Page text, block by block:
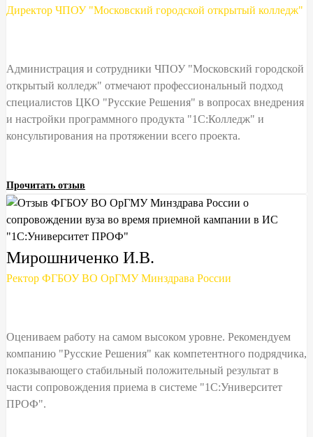
Директор ЧПОУ "Московский городской открытый колледж"
Администрация и сотрудники ЧПОУ "Московский городской
открытый колледж" отмечают профессиональный подход
специалистов ЦКО "Русские Решения" в вопросах внедрения
и настройки программного продукта "1С:Колледж" и
консультирования на протяжении всего проекта.
Прочитать отзыв
Мирошниченко И.В.
Ректор ФГБОУ ВО ОрГМУ Минздрава России
Оцениваем работу на самом высоком уровне. Рекомендуем
компанию "Русские Решения" как компетентного подрядчика,
показывающего стабильный положительный результат в
части сопровождения приема в системе "1C:Университет
ПРОФ".